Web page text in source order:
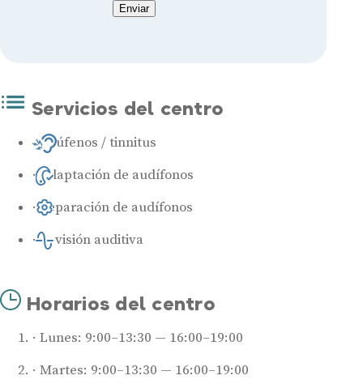
Enviar
Servicios del centro
Acúfenos / tinnitus
Adaptación de audífonos
Reparación de audífonos
Revisión auditiva
Horarios del centro
Lunes: 9:00–13:30 — 16:00–19:00
Martes: 9:00–13:30 — 16:00–19:00